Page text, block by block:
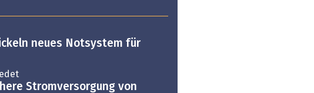
neues Notsystem für
Stromversorgung von